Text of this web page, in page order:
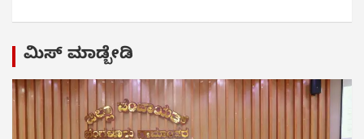
ಮಿಸ್ ಮಾಡ್ಬೇಡಿ